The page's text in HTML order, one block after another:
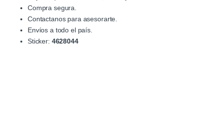
Compra segura.
Contactanos para asesorarte.
Envíos a todo el país.
Sticker: 4628044